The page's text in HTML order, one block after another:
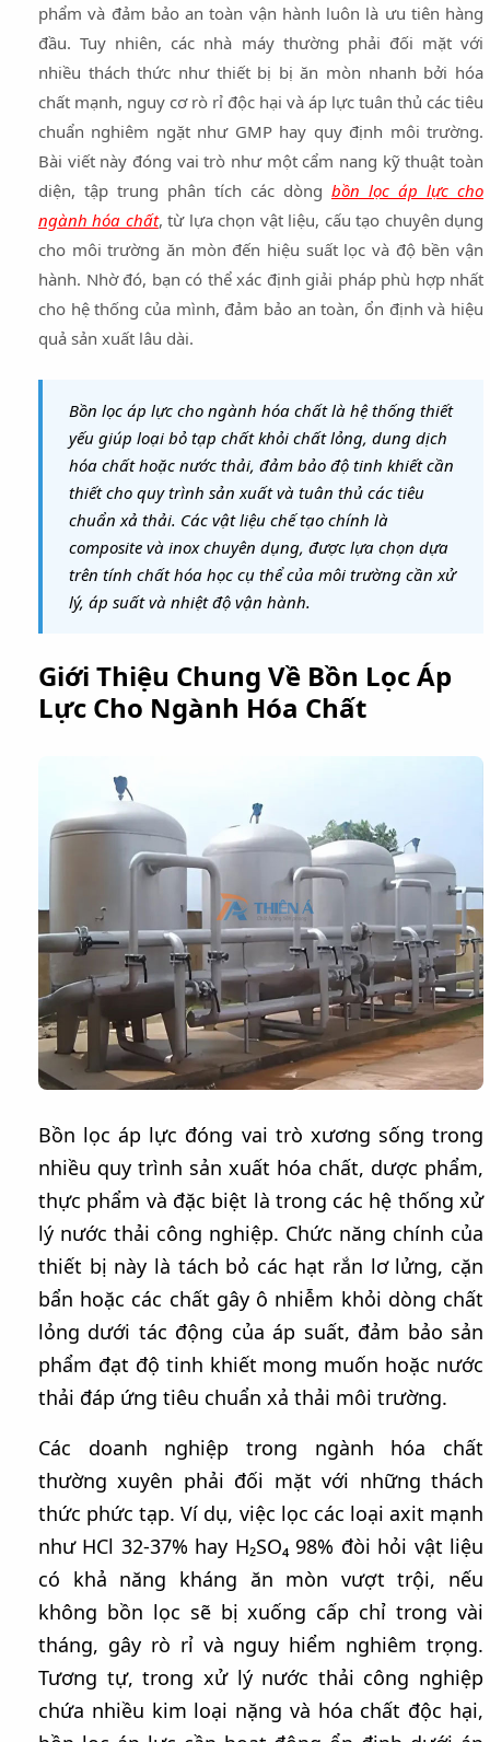
phẩm và đảm bảo an toàn vận hành luôn là ưu tiên hàng
đầu. Tuy nhiên, các nhà máy thường phải đối mặt với
nhiều thách thức như thiết bị bị ăn mòn nhanh bởi hóa
chất mạnh, nguy cơ rò rỉ độc hại và áp lực tuân thủ các tiêu
chuẩn nghiêm ngặt như GMP hay quy định môi trường.
Bài viết này đóng vai trò như một cẩm nang kỹ thuật toàn
diện, tập trung phân tích các dòng bồn lọc áp lực cho
ngành hóa chất, từ lựa chọn vật liệu, cấu tạo chuyên dụng
cho môi trường ăn mòn đến hiệu suất lọc và độ bền vận
hành. Nhờ đó, bạn có thể xác định giải pháp phù hợp nhất
cho hệ thống của mình, đảm bảo an toàn, ổn định và hiệu
quả sản xuất lâu dài.
Bồn lọc áp lực cho ngành hóa chất là hệ thống thiết
yếu giúp loại bỏ tạp chất khỏi chất lỏng, dung dịch
hóa chất hoặc nước thải, đảm bảo độ tinh khiết cần
thiết cho quy trình sản xuất và tuân thủ các tiêu
chuẩn xả thải. Các vật liệu chế tạo chính là
composite và inox chuyên dụng, được lựa chọn dựa
trên tính chất hóa học cụ thể của môi trường cần xử
lý, áp suất và nhiệt độ vận hành.
Giới Thiệu Chung Về Bồn Lọc Áp
Lực Cho Ngành Hóa Chất
Bồn lọc áp lực đóng vai trò xương sống trong
nhiều quy trình sản xuất hóa chất, dược phẩm,
thực phẩm và đặc biệt là trong các hệ thống xử
lý nước thải công nghiệp. Chức năng chính của
thiết bị này là tách bỏ các hạt rắn lơ lửng, cặn
bẩn hoặc các chất gây ô nhiễm khỏi dòng chất
lỏng dưới tác động của áp suất, đảm bảo sản
phẩm đạt độ tinh khiết mong muốn hoặc nước
thải đáp ứng tiêu chuẩn xả thải môi trường.
Các doanh nghiệp trong ngành hóa chất
thường xuyên phải đối mặt với những thách
thức phức tạp. Ví dụ, việc lọc các loại axit mạnh
như HCl 32-37% hay H₂SO₄ 98% đòi hỏi vật liệu
có khả năng kháng ăn mòn vượt trội, nếu
không bồn lọc sẽ bị xuống cấp chỉ trong vài
tháng, gây rò rỉ và nguy hiểm nghiêm trọng.
Tương tự, trong xử lý nước thải công nghiệp
chứa nhiều kim loại nặng và hóa chất độc hại,